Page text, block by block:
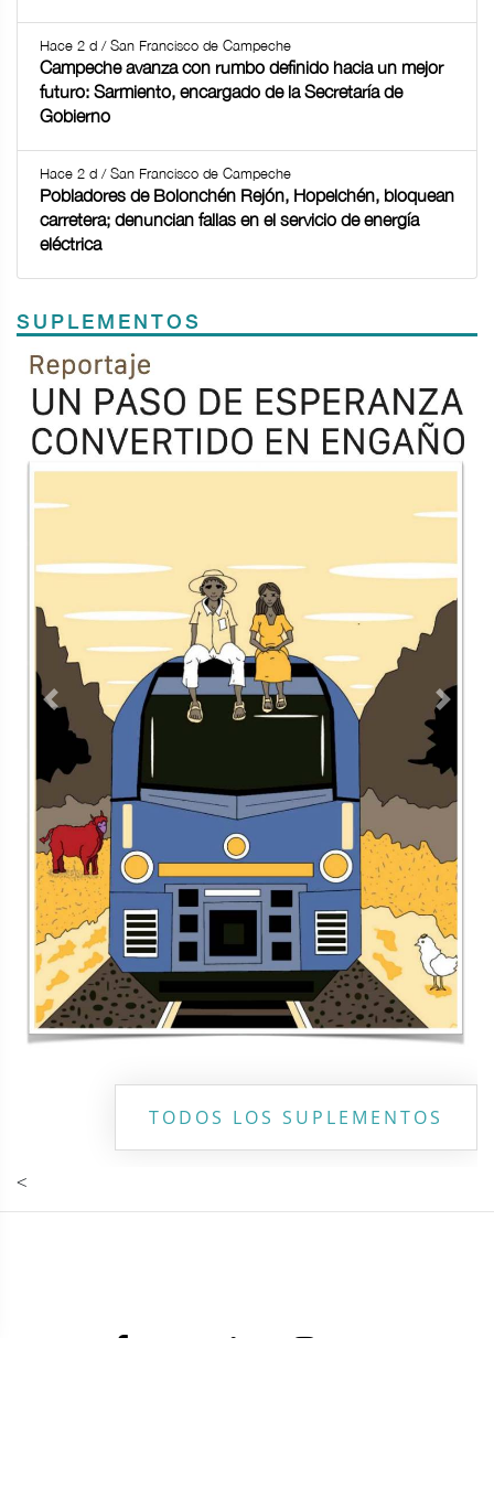
Hace 2 d / San Francisco de Campeche
Campeche avanza con rumbo definido hacia un mejor
futuro: Sarmiento, encargado de la Secretaría de
Gobierno
Hace 2 d / San Francisco de Campeche
Pobladores de Bolonchén Rejón, Hopelchén, bloquean
carretera; denuncian fallas en el servicio de energía
eléctrica
SUPLEMENTOS
Previous
TODOS LOS SUPLEMENTOS
Contacto Aviso de privacidad
Copyright ©2026 Todos los derechos reservados | La Jornada
Maya